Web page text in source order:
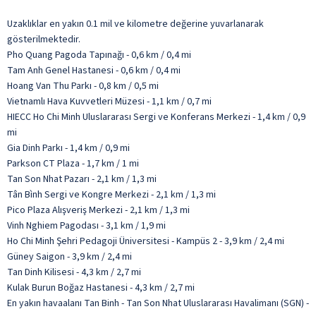
Uzaklıklar en yakın 0.1 mil ve kilometre değerine yuvarlanarak
gösterilmektedir.
Pho Quang Pagoda Tapınağı - 0,6 km / 0,4 mi
Tam Anh Genel Hastanesi - 0,6 km / 0,4 mi
Hoang Van Thu Parkı - 0,8 km / 0,5 mi
Vietnamlı Hava Kuvvetleri Müzesi - 1,1 km / 0,7 mi
HIECC Ho Chi Minh Uluslararası Sergi ve Konferans Merkezi - 1,4 km / 0,9
mi
Gia Dinh Parkı - 1,4 km / 0,9 mi
Parkson CT Plaza - 1,7 km / 1 mi
Tan Son Nhat Pazarı - 2,1 km / 1,3 mi
Tân Bình Sergi ve Kongre Merkezi - 2,1 km / 1,3 mi
Pico Plaza Alışveriş Merkezi - 2,1 km / 1,3 mi
Vinh Nghiem Pagodası - 3,1 km / 1,9 mi
Ho Chi Minh Şehri Pedagoji Üniversitesi - Kampüs 2 - 3,9 km / 2,4 mi
Güney Saigon - 3,9 km / 2,4 mi
Tan Dinh Kilisesi - 4,3 km / 2,7 mi
Kulak Burun Boğaz Hastanesi - 4,3 km / 2,7 mi
En yakın havaalanı Tan Binh - Tan Son Nhat Uluslararası Havalimanı (SGN) -